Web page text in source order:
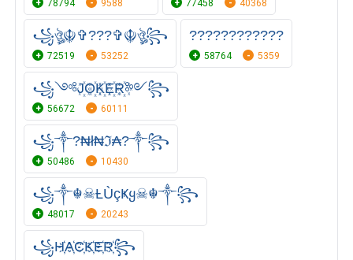
78794 9588 77458 40368
꧁ঔৣ☬✞???✞☬ঔৣ꧂
72519 53252
????????????
58764 5359
꧁༺J꙰O꙰K꙰E꙰R꙰༻꧂
56672 60111
꧁⁣༒?₦ł₦ℑ₳?༒꧂
50486 10430
꧁༒☬☠Ƚ︎ÙçҜყ☠︎☬༒꧂
48017 20243
꧁H҉A҉C҉K҉E҉R҉꧂